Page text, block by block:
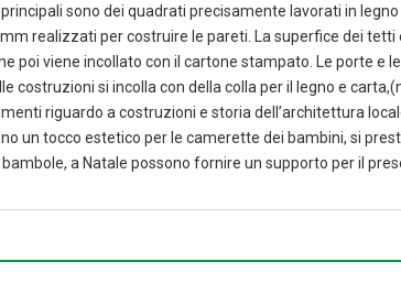
sono dei quadrati precisamente lavorati in
realizzati per costruire le pareti. La superfice dei tetti
poi viene incollato con il cartone stampato. Le porte e
costruzioni si incolla con della colla per il legno e
riguardo a costruzioni e storia dell’architettura
un tocco estetico per le camerette dei bambini, si
a Natale possono fornire un supporto per il